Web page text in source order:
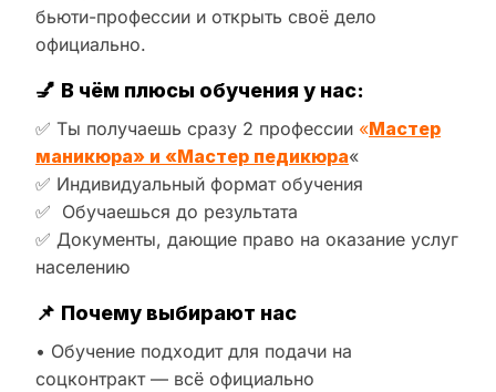
бьюти-профессии и открыть своё дело
официально.
💅 В чём плюсы обучения у нас:
✅ Ты получаешь сразу 2 профессии «Мастер
маникюра» и «Мастер педикюра«
✅ Индивидуальный формат обучения
✅ Обучаешься до результата
✅ Документы, дающие право на оказание услуг
населению
📌 Почему выбирают нас
• Обучение подходит для подачи на
соцконтракт — всё официально